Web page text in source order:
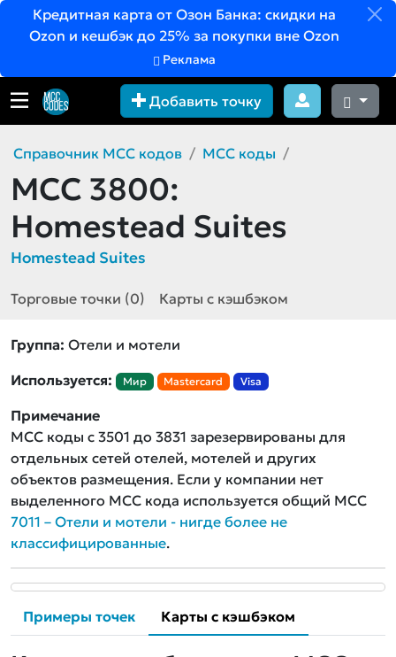
Кредитная карта от Озон Банка: скидки на
Ozon и кешбэк до 25% за покупки вне Ozon
Реклама
Добавить точку
Справочник MCC кодов MCC коды
MCC 3800:
Homestead Suites
Homestead Suites
Торговые точки (0) Карты с кэшбэком
Группа: Отели и мотели
Используется:
Мир Mastercard Visa
Примечание
MCC коды с 3501 до 3831 зарезервированы для
отдельных сетей отелей, мотелей и других
объектов размещения. Если у компании нет
выделенного MCC кода используется общий MCC
7011 – Отели и мотели - нигде более не
классифицированные.
Примеры точек Карты с кэшбэком